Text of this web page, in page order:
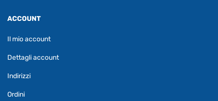
ACCOUNT
Il mio account
Dettagli account
Indirizzi
Ordini